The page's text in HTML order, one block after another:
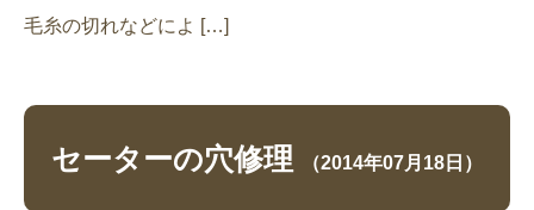
毛糸の切れなどによ […]
セーターの穴修理 （2014年07月18日）